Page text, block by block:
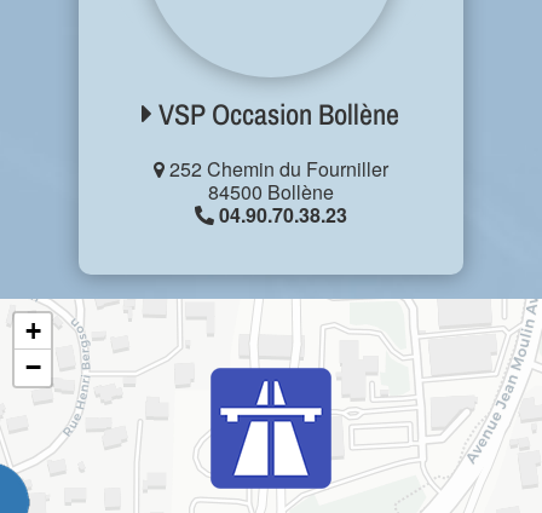
VSP Occasion Bollène
252 Chemin du Fourniller
84500 Bollène
04.90.70.38.23
+
−